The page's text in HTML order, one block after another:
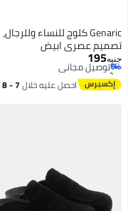
Genaric كلوج للنساء وللرجال،
تصميم عصري ابيض
جنيه195
توصيل مجاني
تم بيع +10 مؤخرًا
توصيل مجانياحصل عليه خلال 7 - 8